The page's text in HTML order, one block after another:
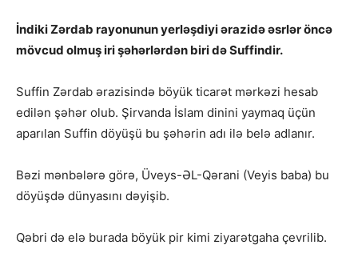
İndiki Zərdab rayonunun yerləşdiyi ərazidə əsrlər öncə
mövcud olmuş iri şəhərlərdən biri də Suffindir.
Suffin Zərdab ərazisində böyük ticarət mərkəzi hesab
edilən şəhər olub. Şirvanda İslam dinini yaymaq üçün
aparılan Suffin döyüşü bu şəhərin adı ilə belə adlanır.
Bəzi mənbələrə görə, Üveys-ƏL-Qərani (Veyis baba) bu
döyüşdə dünyasını dəyişib.
Qəbri də elə burada böyük pir kimi ziyarətgaha çevrilib.